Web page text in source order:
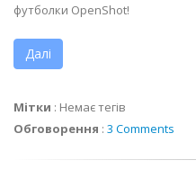
футболки OpenShot!
Далі
Мітки : Немає тегів
Обговорення : 3 Comments